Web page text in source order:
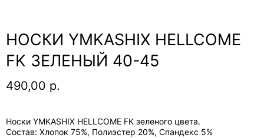
НОСКИ YMKASHIX HELLCOME
FK ЗЕЛЕНЫЙ 40-45
490,00 р.
Носки YMKASHIX HELLCOME FK зеленого цвета.
Состав: Хлопок 75%, Полиэстер 20%, Спандекс 5%